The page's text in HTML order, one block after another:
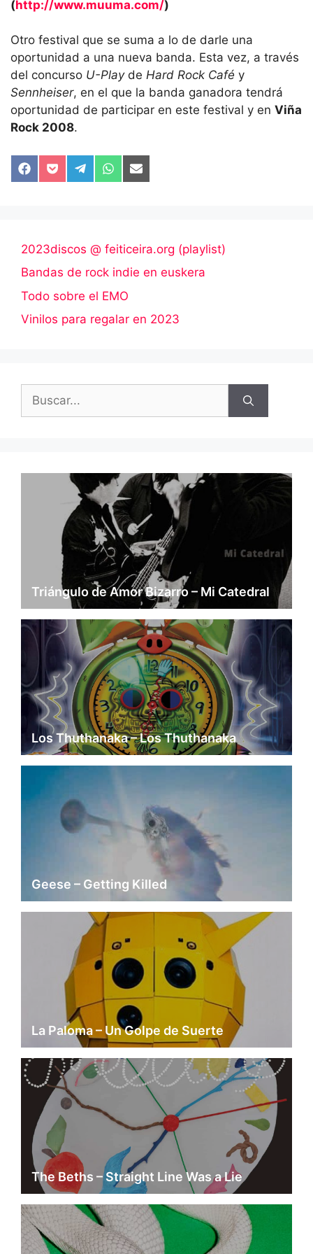
(http://www.muuma.com/)
Otro festival que se suma a lo de darle una
oportunidad a una nueva banda. Esta vez, a través
del concurso U-Playde Hard Rock Café y
Sennheiser, en el que la banda ganadora tendrá
oportunidad de participar en este festival y en Viña
Rock 2008.
Compartir
en
Compartir
en
Compartir
en
Compartir
en
Compartir
en
2023discos @ feiticeira.org (playlist)
Bandas de rock indie en euskera
Todo sobre el EMO
Vinilos para regalar en 2023
Buscar:
Triángulo de Amor Bizarro – Mi Catedral
Los Thuthanaka – Los Thuthanaka
Geese – Getting Killed
La Paloma – Un Golpe de Suerte
The Beths – Straight Line Was a Lie